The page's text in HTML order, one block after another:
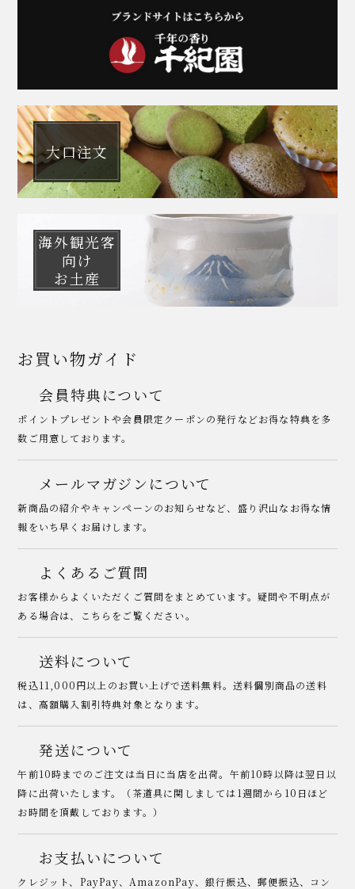
大口注文
海外観光客
向け
お土産
お買い物ガイド
会員特典について
ポイントプレゼントや会員限定クーポンの発行などお得な特典を多
数ご用意しております。
メールマガジンについて
新商品の紹介やキャンペーンのお知らせなど、盛り沢山なお得な情
報をいち早くお届けします。
よくあるご質問
お客様からよくいただくご質問をまとめています。疑問や不明点が
ある場合は、こちらをご覧ください。
送料について
税込11,000円以上のお買い上げで送料無料。送料個別商品の送料
は、高額購入割引特典対象となります。
発送について
午前10時までのご注文は当日に当店を出荷。午前10時以降は翌日以
降に出荷いたします。（茶道具に関しましては1週間から10日ほど
お時間を頂戴しております。）
お支払いについて
クレジット、PayPay、AmazonPay、銀行振込、郵便振込、コン